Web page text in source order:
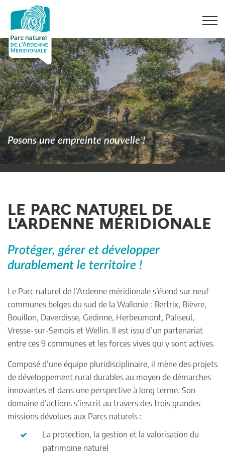
Posons une empreinte nouvelle !
LE PARC NATUREL DE
L'ARDENNE MÉRIDIONALE
Protéger, gérer et développer
durablement le territoire !
Le Parc naturel de l’Ardenne méridionale s’étend sur neuf
communes belges du sud de la Wallonie : Bertrix, Bièvre,
Bouillon, Daverdisse, Gedinne, Herbeumont, Paliseul,
Vresse-sur-Semois et Wellin. Il est issu d’un partenariat
entre ces 9 communes et les forces vives qui y sont actives.
Composé d’une équipe pluridisciplinaire, il mène des projets
de développement rural durables au moyen de démarches
innovantes et dans une perspective à long terme. Son
domaine d’actions s’inscrit au travers des trois grandes
missions dévolues aux Parcs naturels :
La protection, la gestion et la valorisation du
patrimoine naturel